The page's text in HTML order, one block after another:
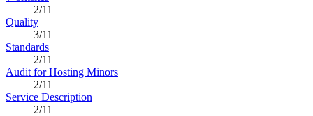
2/11
Quality
3/11
Standards
2/11
Audit for Hosting Minors
2/11
Service Description
2/11